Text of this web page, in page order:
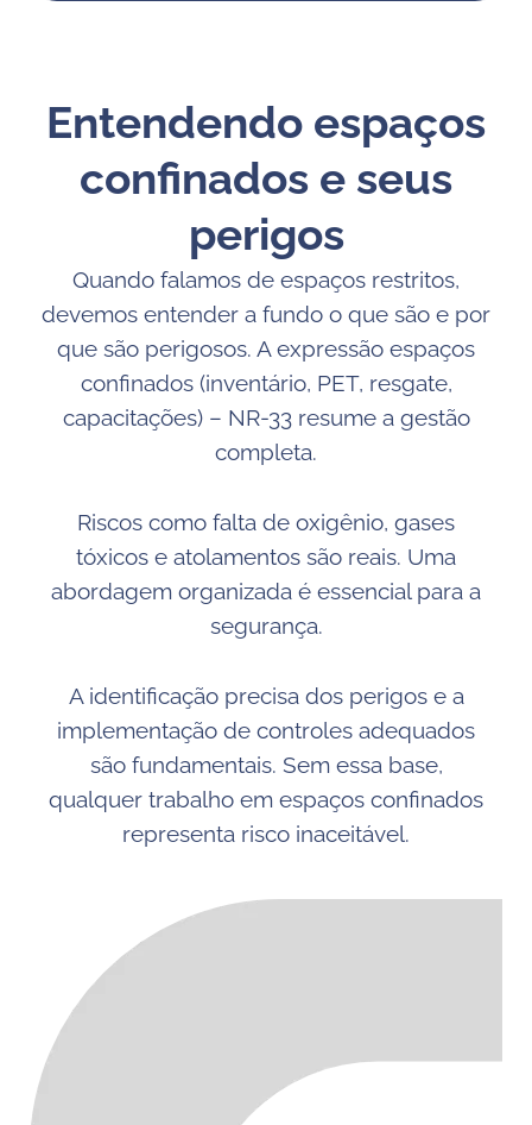
Entendendo espaços
confinados e seus
perigos
Quando falamos de espaços restritos,
devemos entender a fundo o que são e por
que são perigosos. A expressão espaços
confinados (inventário, PET, resgate,
capacitações) – NR-33 resume a gestão
completa.
Riscos como falta de oxigênio, gases
tóxicos e atolamentos são reais. Uma
abordagem organizada é essencial para a
segurança.
A identificação precisa dos perigos e a
implementação de controles adequados
são fundamentais. Sem essa base,
qualquer trabalho em espaços confinados
representa risco inaceitável.